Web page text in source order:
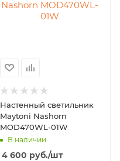
Настенный светильник
Maytoni Nashorn
MOD470WL-01W
В наличии
4 600 руб./шт